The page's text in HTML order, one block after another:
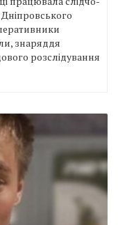
знаряддя
розслідування